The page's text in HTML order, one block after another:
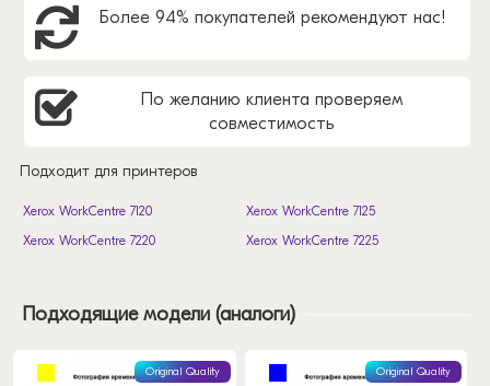
Более 94% покупателей рекомендуют нас!
По желанию клиента проверяем
совместимость
Подходит для принтеров
Xerox WorkCentre 7120
Xerox WorkCentre 7125
Xerox WorkCentre 7220
Xerox WorkCentre 7225
Подходящие модели (аналоги)
Original Quality Original Quality